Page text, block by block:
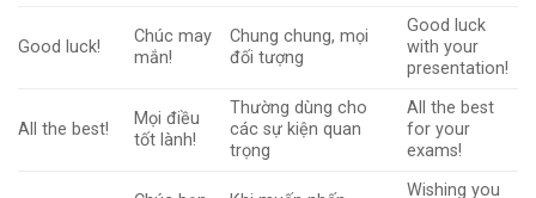
Good luck!
Chúc may
mắn!
Chung chung, mọi
đối tượng
Good luck
with your
presentation!
All the best!
Mọi điều
tốt lành!
Thường dùng cho
các sự kiện quan
trọng
All the best
for your
exams!
Wishing you